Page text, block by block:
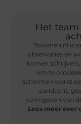
Het team
Tbwonen.nl is
observaties en
komen
om te
schermen werkt
aandacht,
vormgeven van
Lees meer over